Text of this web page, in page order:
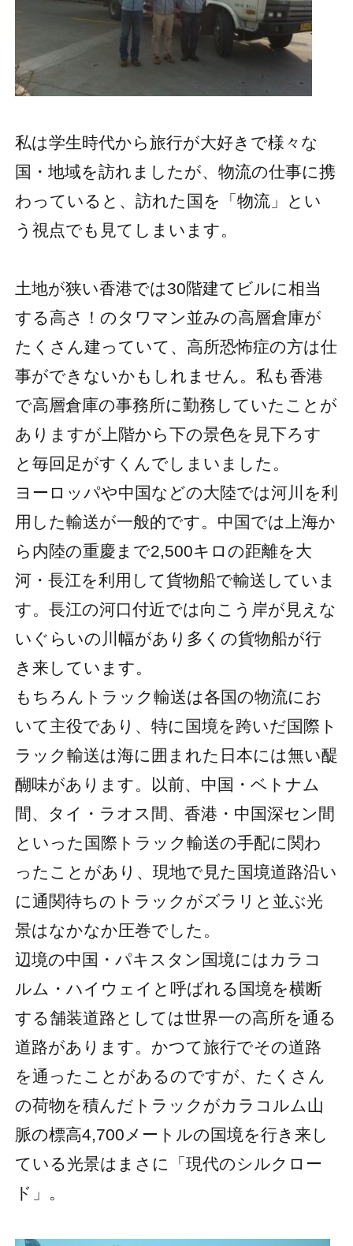
私は学生時代から旅行が大好きで様々な
国・地域を訪れましたが、物流の仕事に携
わっていると、訪れた国を「物流」とい
う視点でも見てしまいます。
土地が狭い香港では30階建てビルに相当
する高さ！のタワマン並みの高層倉庫が
たくさん建っていて、高所恐怖症の方は仕
事ができないかもしれません。私も香港
で高層倉庫の事務所に勤務していたことが
ありますが上階から下の景色を見下ろす
と毎回足がすくんでしまいました。
ヨーロッパや中国などの大陸では河川を利
用した輸送が一般的です。中国では上海か
ら内陸の重慶まで2,500キロの距離を大
河・長江を利用して貨物船で輸送していま
す。長江の河口付近では向こう岸が見えな
いぐらいの川幅があり多くの貨物船が行
き来しています。
もちろんトラック輸送は各国の物流にお
いて主役であり、特に国境を跨いだ国際ト
ラック輸送は海に囲まれた日本には無い醍
醐味があります。以前、中国・ベトナム
間、タイ・ラオス間、香港・中国深セン間
といった国際トラック輸送の手配に関わ
ったことがあり、現地で見た国境道路沿い
に通関待ちのトラックがズラリと並ぶ光
景はなかなか圧巻でした。
辺境の中国・パキスタン国境にはカラコ
ルム・ハイウェイと呼ばれる国境を横断
する舗装道路としては世界一の高所を通る
道路があります。かつて旅行でその道路
を通ったことがあるのですが、たくさん
の荷物を積んだトラックがカラコルム山
脈の標高4,700メートルの国境を行き来し
ている光景はまさに「現代のシルクロー
ド」。